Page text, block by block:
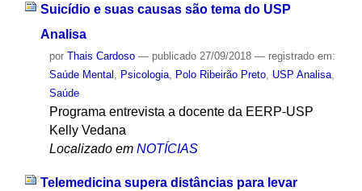
Suicídio e suas causas são tema do USP
Analisa
por Thais Cardoso — publicado27/09/2018 — registrado em:
Saúde Mental
Psicologia, Polo Ribeirão Preto, USP Analisa,
Saúde
Programa entrevista a docente da EERP-USP
Kelly Vedana
Localizado em NOTÍCIAS
Telemedicina supera distâncias para levar